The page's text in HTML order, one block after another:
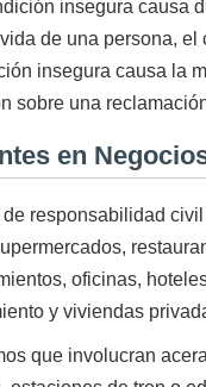
insegura causa
de una persona,
insegura causa la
sobre una
en
de responsabilidad
oficinas,
y viviendas
que involucran